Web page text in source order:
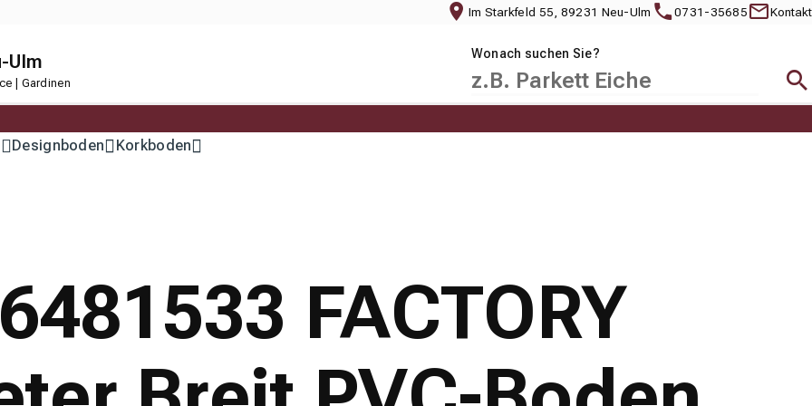
Im Starkfeld 55, 89231 Neu-Ulm 0731-35685 Kontakt
Ulm
| Gardinen
Wonach suchen Sie?
Designboden Korkboden
FACTORY